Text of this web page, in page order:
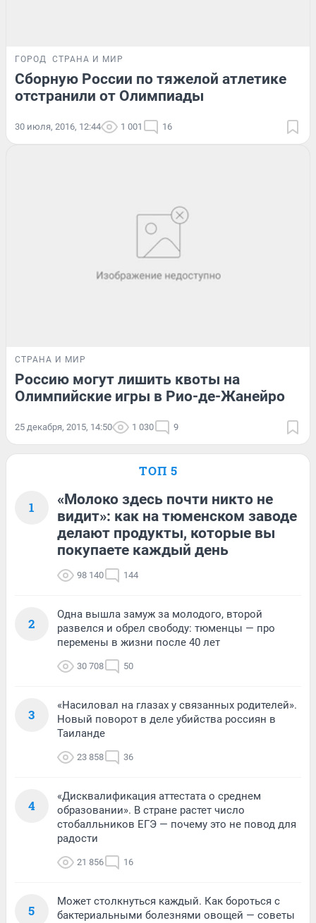
ГОРОД СТРАНА И МИР
Сборную России по тяжелой атлетике
отстранили от Олимпиады
30 июля, 2016, 12:44 1 001 16
СТРАНА И МИР
Россию могут лишить квоты на
Олимпийские игры в Рио-де-Жанейро
25 декабря, 2015, 14:50 1 030 9
ТОП 5
1
«Молоко здесь почти никто не
видит»: как на тюменском заводе
делают продукты, которые вы
покупаете каждый день
98 140 144
2
Одна вышла замуж за молодого, второй
развелся и обрел свободу: тюменцы — про
перемены в жизни после 40 лет
30 708 50
3
«Насиловал на глазах у связанных родителей».
Новый поворот в деле убийства россиян в
Таиланде
23 858 36
4
«Дисквалификация аттестата о среднем
образовании». В стране растет число
стобалльников ЕГЭ — почему это не повод для
радости
21 856 16
5
Может столкнуться каждый. Как бороться с
бактериальными болезнями овощей — советы